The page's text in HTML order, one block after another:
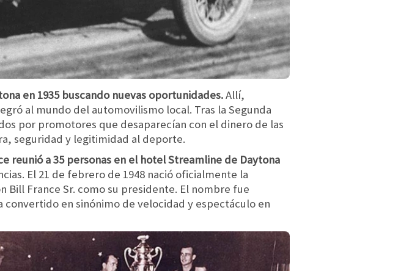
en 1935 buscando nuevas oportunidades.Allí,
al mundo del automovilismo local. Tras la Segunda
por promotores que desaparecían con el dinero de las
seguridad y legitimidad al deporte.
reunió a 35 personas en el hotel Streamline de Daytona
El 21 de febrero de 1948 nació oficialmente la
Bill France Sr. como su presidente. El nombre fue
en sinónimo de velocidad y espectáculo en